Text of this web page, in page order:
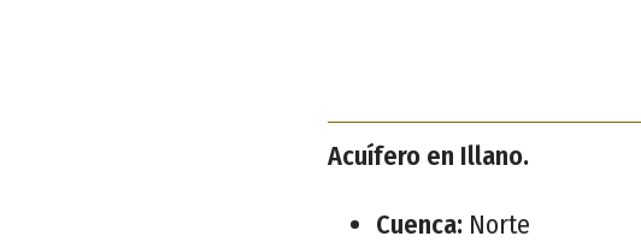
Acuífero en Illano.
Cuenca: Norte